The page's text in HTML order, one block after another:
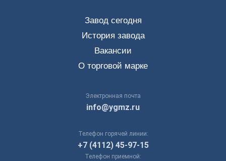
Завод сегодня
История завода
Вакансии
О торговой марке
Электронная почта
info@ygmz.ru
Телефон горячей линии:
+7 (4112) 45-97-15
Телефон приемной: